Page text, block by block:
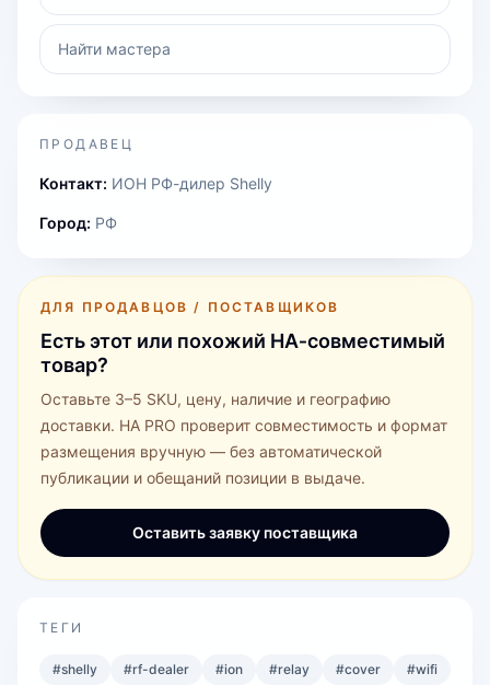
Найти мастера
ПРОДАВЕЦ
Контакт: ИОН РФ-дилер Shelly
Город: РФ
ДЛЯ ПРОДАВЦОВ / ПОСТАВЩИКОВ
Есть этот или похожий HA‑совместимый
товар?
Оставьте 3–5 SKU, цену, наличие и географию
доставки. HA PRO проверит совместимость и формат
размещения вручную — без автоматической
публикации и обещаний позиции в выдаче.
Оставить заявку поставщика
ТЕГИ
#shelly #rf-dealer #ion #relay #cover #wifi